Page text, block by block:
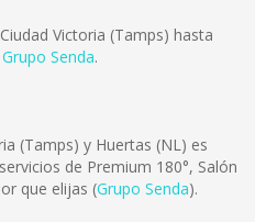
Victoria (Tamps) hasta
Grupo Senda.
(Tamps) y Huertas (NL) es
de Premium 180°, Salón
que elijas (Grupo Senda).